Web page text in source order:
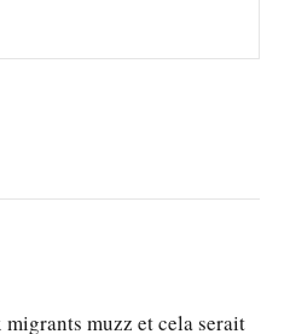
migrants muzz et cela serait